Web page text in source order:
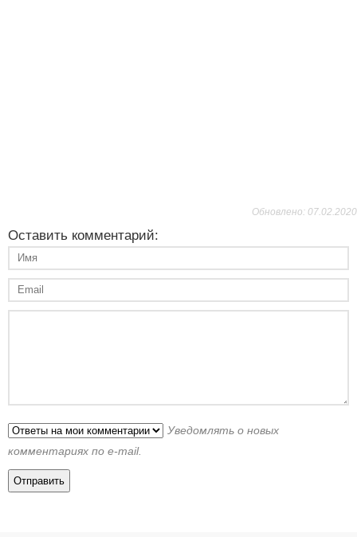
Обновлено: 07.02.2020
Оставить комментарий:
Уведомлять о новых
комментариях по e-mail.